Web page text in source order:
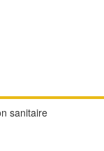
sanitaire